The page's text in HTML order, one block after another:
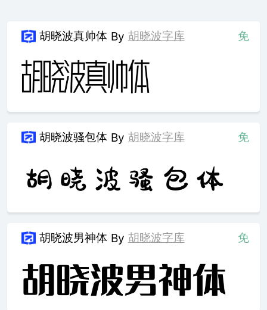
胡晓波真帅体 By 胡晓波字库 免
胡晓波骚包体 By 胡晓波字库 免
胡晓波男神体 By 胡晓波字库 免